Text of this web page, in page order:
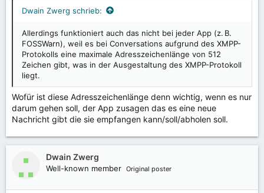
Dwain Zwerg schrieb:
Allerdings funktioniert auch das nicht bei jeder App (z. B.
FOSSWarn), weil es bei Conversations aufgrund des XMPP-
Protokolls eine maximale Adresszeichenlänge von 512
Zeichen gibt, was in der Ausgestaltung des XMPP-Protokoll
liegt.
Wofür ist diese Adresszeichenlänge denn wichtig, wenn es nur
darum gehen soll, der App zusagen das es eine neue
Nachricht gibt die sie empfangen kann/soll/abholen soll.
Dwain Zwerg
Well-known member Original poster